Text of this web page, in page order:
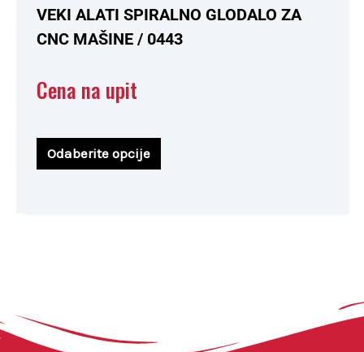
Ocenjeno
sa
od
VEKI ALATI SPIRALNO GLODALO ZA
CNC MAŠINE / 0443
Cena na upit
Odaberite opcije